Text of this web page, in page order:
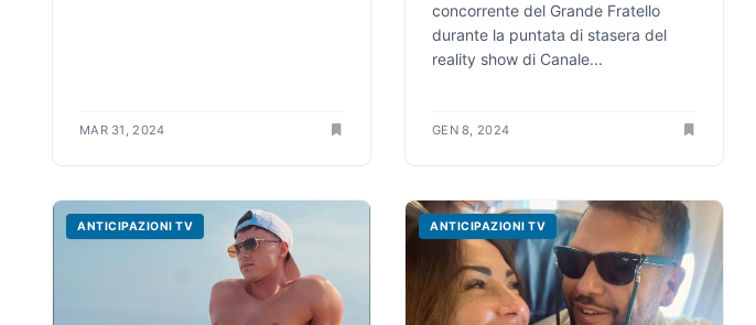
MAR 31, 2024
concorrente del Grande Fratello
durante la puntata di stasera del
reality show di Canale...
GEN 8, 2024
ANTICIPAZIONI TV ANTICIPAZIONI TV